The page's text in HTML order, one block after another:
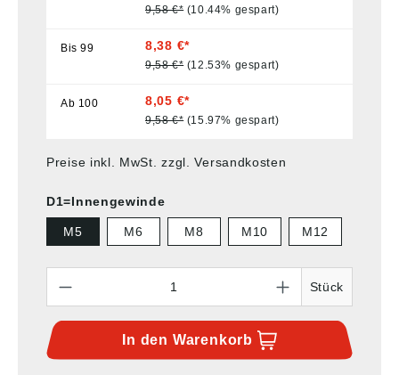
9,58 €* (10.44% gespart)
Bis99 8,38 €*
9,58 €* (12.53% gespart)
Ab 100 8,05 €*
9,58 €* (15.97% gespart)
Preise inkl. MwSt. zzgl. Versandkosten
D1=Innengewinde
M5 M6 M8 M10 M12
Stück
In den Warenkorb